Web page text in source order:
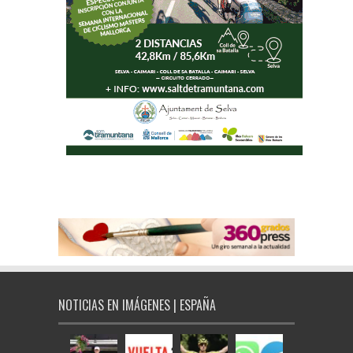
NOTICIAS EN IMÁGENES | ESPAÑA